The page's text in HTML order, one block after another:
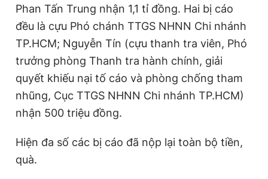
Phan Tấn Trung nhận 1,1 tỉ đồng. Hai bị cáo
đều là cựu Phó chánh TTGS NHNN Chi nhánh
TP.HCM; Nguyễn Tín (cựu thanh tra viên, Phó
trưởng phòng Thanh tra hành chính, giải
quyết khiếu nại tố cáo và phòng chống tham
nhũng, Cục TTGS NHNN Chi nhánh TP.HCM)
nhận 500 triệu đồng.
Hiện đa số các bị cáo đã nộp lại toàn bộ tiền,
quà.